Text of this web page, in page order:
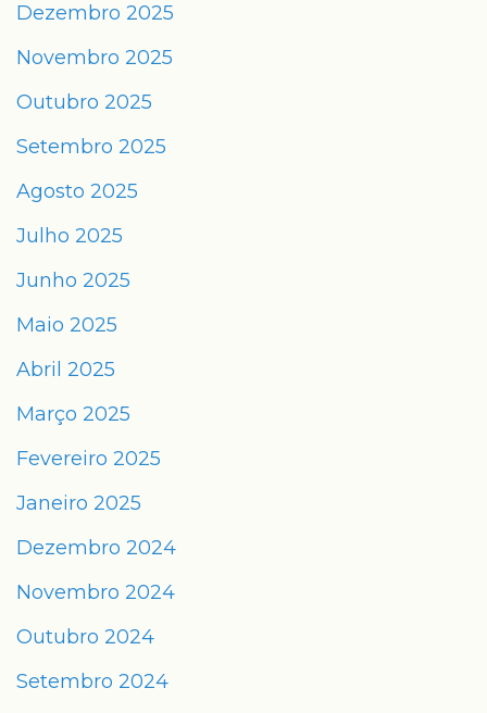
Dezembro 2025
Novembro 2025
Outubro 2025
Setembro 2025
Agosto 2025
Julho 2025
Junho 2025
Maio 2025
Abril 2025
Março 2025
Fevereiro 2025
Janeiro 2025
Dezembro 2024
Novembro 2024
Outubro 2024
Setembro 2024